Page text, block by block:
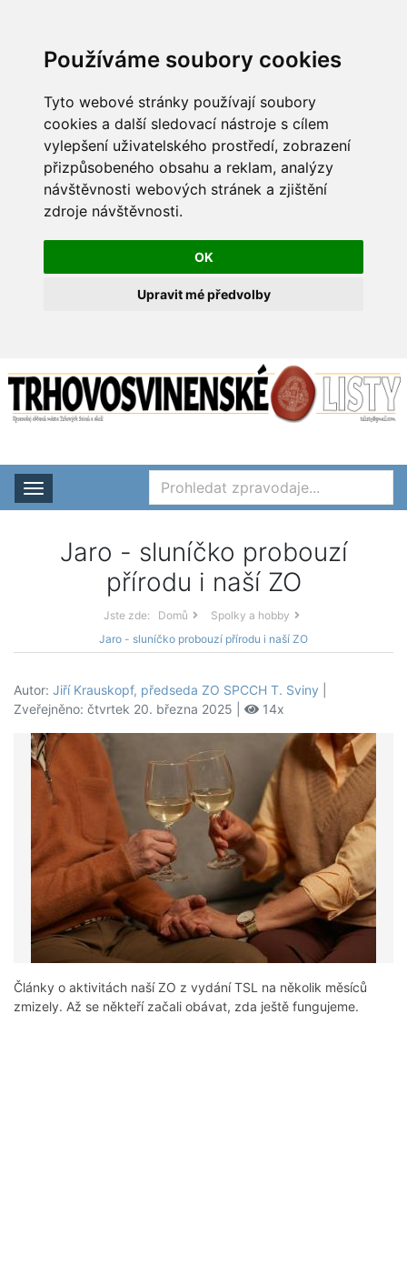
Používáme soubory cookies
Tyto webové stránky používají soubory
cookies a další sledovací nástroje s cílem
vylepšení uživatelského prostředí, zobrazení
přizpůsobeného obsahu a reklam, analýzy
návštěvnosti webových stránek a zjištění
zdroje návštěvnosti.
OK
Upravit mé předvolby
Rozbalit nabídku
Jaro - sluníčko probouzí
přírodu i naší ZO
Jste zde: Domů
Spolky a hobby
Jaro - sluníčko probouzí přírodu i naší ZO
Autor: Jiří Krauskopf, předseda ZO SPCCH T. Sviny
Zveřejněno: čtvrtek 20. března 2025 |
14x
Články o aktivitách naší ZO z vydání TSL na několik měsíců
zmizely. Až se někteří začali obávat, zda ještě fungujeme.